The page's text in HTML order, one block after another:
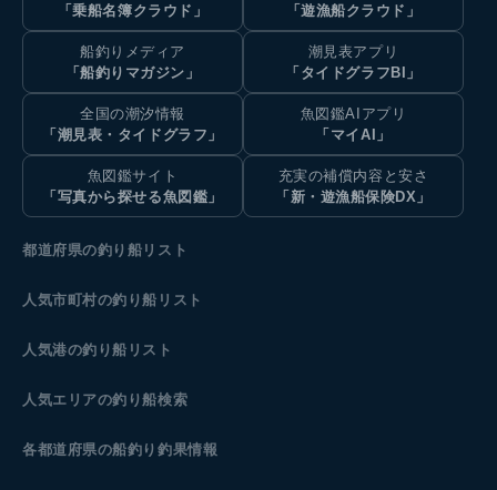
「乗船名簿クラウド」
「遊漁船クラウド」
船釣りメディア
「船釣りマガジン」
潮見表アプリ
「タイドグラフBI」
全国の潮汐情報
「潮見表・タイドグラフ」
魚図鑑AIアプリ
「マイAI」
魚図鑑サイト
「写真から探せる魚図鑑」
充実の補償内容と安さ
「新・遊漁船保険DX」
都道府県の釣り船リスト
人気市町村の釣り船リスト
人気港の釣り船リスト
人気エリアの釣り船検索
各都道府県の船釣り釣果情報